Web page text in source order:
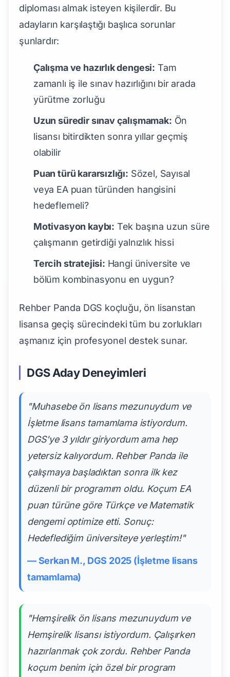
diploması almak isteyen kişilerdir. Bu
adayların karşılaştığı başlıca sorunlar
şunlardır:
Çalışma ve hazırlık dengesi: Tam
zamanlı iş ile sınav hazırlığını bir arada
yürütme zorluğu
Uzun süredir sınav çalışmamak: Ön
lisansı bitirdikten sonra yıllar geçmiş
olabilir
Puan türü kararsızlığı: Sözel, Sayısal
veya EA puan türünden hangisini
hedeflemeli?
Motivasyon kaybı: Tek başına uzun süre
çalışmanın getirdiği yalnızlık hissi
Tercih stratejisi: Hangi üniversite ve
bölüm kombinasyonu en uygun?
Rehber Panda DGS koçluğu, ön lisanstan
lisansa geçiş sürecindeki tüm bu zorlukları
aşmanız için profesyonel destek sunar.
DGS Aday Deneyimleri
"Muhasebe ön lisans mezunuydum ve
İşletme lisans tamamlama istiyordum.
DGS'ye 3 yıldır giriyordum ama hep
yetersiz kalıyordum. Rehber Panda ile
çalışmaya başladıktan sonra ilk kez
düzenli bir programım oldu. Koçum EA
puan türüne göre Türkçe ve Matematik
dengemi optimize etti. Sonuç:
Hedeflediğim üniversiteye yerleştim!"
— Serkan M., DGS 2025 (İşletme lisans
tamamlama)
"Hemşirelik ön lisans mezunuydum ve
Hemşirelik lisansı istiyordum. Çalışırken
hazırlanmak çok zordu. Rehber Panda
koçum benim için özel bir program